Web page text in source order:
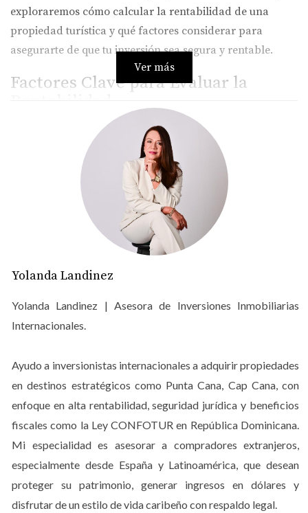
exploraremos cómo calcular la rentabilidad de una
propiedad turística y qué factores considerar para
asegurarte de que tu inversión sea segura y rentable.
Factores Clave para Evaluar la
Cuando se trata de evaluar la rentabilidad de una
propiedad turística, hay varios factores clave que debes
considerar. A continuación, desglosamos algunos de los
La tasa de ocupación es uno de los indicadores más
relevantes en el sector turístico. Refleja el porcentaje del
tiempo que tu propiedad estará alquilada. Una alta tasa
ingresos potenciales.
Tarifas Promedio
Las tarifas promedio por noche son otro aspecto crucial
a considerar. Investiga cuánto cobran propiedades
similares en tu área y ajusta tus expectativas según las
características únicas de tu propiedad. ¿Estás ofreciendo
algo especial que justifique un precio más alto? Las
Ver más
Yolanda Landinez
Yolanda Landinez | Asesora de Inversiones Inmobiliarias
Internacionales.
Ayudo a inversionistas internacionales a adquirir propiedades
en destinos estratégicos como Punta Cana, Cap Cana, con
enfoque en alta rentabilidad, seguridad jurídica y beneficios
fiscales como la Ley CONFOTUR en República Dominicana.
Mi especialidad es asesorar a compradores extranjeros,
especialmente desde España y Latinoamérica, que desean
proteger su patrimonio, generar ingresos en dólares y
disfrutar de un estilo de vida caribeño con respaldo legal.